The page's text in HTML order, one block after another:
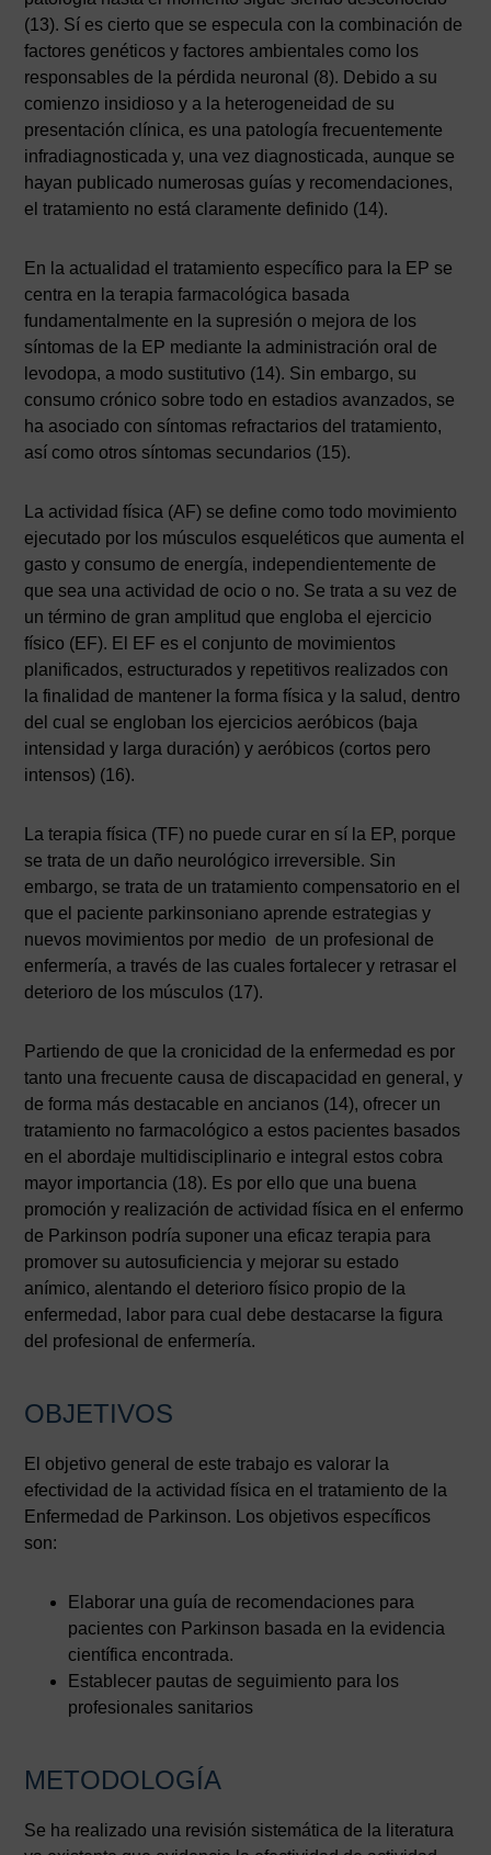
(13). Sí es cierto que se especula con la combinación de
factores genéticos y factores ambientales como los
responsables de la pérdida neuronal (8). Debido a su
comienzo insidioso y a la heterogeneidad de su
presentación clínica, es una patología frecuentemente
infradiagnosticada y, una vez diagnosticada, aunque se
hayan publicado numerosas guías y recomendaciones,
el tratamiento no está claramente definido (14).
En la actualidad el tratamiento específico para la EP se
centra en la terapia farmacológica basada
fundamentalmente en la supresión o mejora de los
síntomas de la EP mediante la administración oral de
levodopa, a modo sustitutivo (14). Sin embargo, su
consumo crónico sobre todo en estadios avanzados, se
ha asociado con síntomas refractarios del tratamiento,
así como otros síntomas secundarios (15).
La actividad física (AF) se define como todo movimiento
ejecutado por los músculos esqueléticos que aumenta el
gasto y consumo de energía, independientemente de
que sea una actividad de ocio o no. Se trata a su vez de
un término de gran amplitud que engloba el ejercicio
físico (EF). El EF es el conjunto de movimientos
planificados, estructurados y repetitivos realizados con
la finalidad de mantener la forma física y la salud, dentro
del cual se engloban los ejercicios aeróbicos (baja
intensidad y larga duración) y aeróbicos (cortos pero
intensos) (16).
La terapia física (TF) no puede curar en sí la EP, porque
se trata de un daño neurológico irreversible. Sin
embargo, se trata de un tratamiento compensatorio en el
que el paciente parkinsoniano aprende estrategias y
nuevos movimientos por medio de un profesional de
enfermería, a través de las cuales fortalecer y retrasar el
deterioro de los músculos (17).
Partiendo de que la cronicidad de la enfermedad es por
tanto una frecuente causa de discapacidad en general, y
de forma más destacable en ancianos (14), ofrecer un
tratamiento no farmacológico a estos pacientes basados
en el abordaje multidisciplinario e integral estos cobra
mayor importancia (18). Es por ello que una buena
promoción y realización de actividad física en el enfermo
de Parkinson podría suponer una eficaz terapia para
promover su autosuficiencia y mejorar su estado
anímico, alentando el deterioro físico propio de la
enfermedad, labor para cual debe destacarse la figura
del profesional de enfermería.
OBJETIVOS
El objetivo general de este trabajo es valorar la
efectividad de la actividad física en el tratamiento de la
Enfermedad de Parkinson. Los objetivos específicos
son:
Elaborar una guía de recomendaciones para
pacientes con Parkinson basada en la evidencia
científica encontrada.
Establecer pautas de seguimiento para los
profesionales sanitarios
METODOLOGÍA
Se ha realizado una revisión sistemática de la literatura